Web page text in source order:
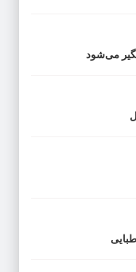
می‌شود